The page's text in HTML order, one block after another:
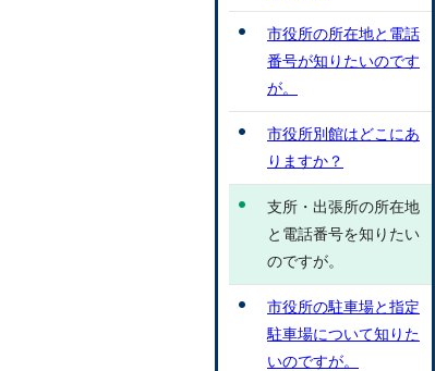
市役所の所在地と電話
番号が知りたいのです
が。
市役所別館はどこにあ
りますか？
支所・出張所の所在地
と電話番号を知りたい
のですが。
市役所の駐車場と指定
駐車場について知りた
いのですが。